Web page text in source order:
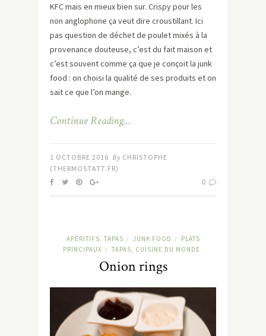
KFC mais en mieux bien sur. Crispy pour les
non anglophone ça veut dire croustillant. Ici
pas question de déchet de poulet mixés à la
provenance douteuse, c’est du fait maison et
c’est souvent comme ça que je conçoit la junk
food : on choisi la qualité de ses produits et on
sait ce que l’on mange.
Continue Reading…
1 OCTOBRE 2016 By CHRISTOPHE
(THERMOSTAT7.FR)
0
APÉRITIFS, TAPAS / JUNK FOOD /
PLATS
PRINCIPAUX
/ TAPAS, CUISINE DU MONDE
Onion rings